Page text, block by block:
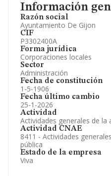
Información
Razón social
Ayuntamiento De Gijon
CIF
P3302400A
Forma jurídica
Corporaciones locales
Sector
Administración
Fecha de constitución
1-5-1906
Fecha último cambio
25-1-2026
Actividad
Actividades generales de la
Actividad CNAE
8411 - Actividades
pública
Estado de la empresa
Viva